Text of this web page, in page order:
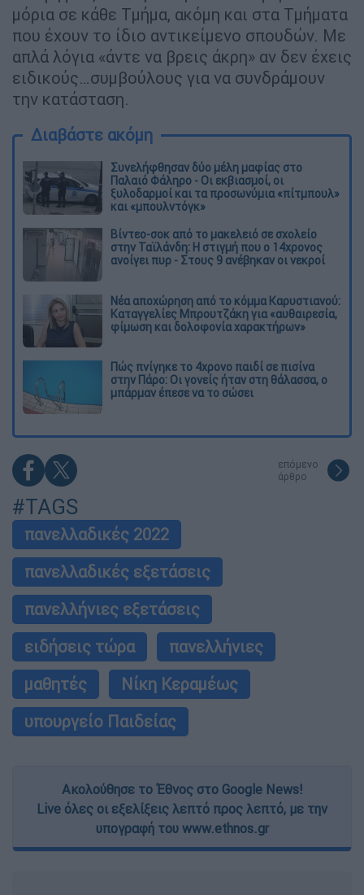
μόρια σε κάθε Τμήμα, ακόμη και στα Τμήματα
που έχουν το ίδιο αντικείμενο σπουδών. Με
απλά λόγια «άντε να βρεις άκρη» αν δεν έχεις
ειδικούς…συμβούλους για να συνδράμουν
την κατάσταση.
Διαβάστε ακόμη
Συνελήφθησαν δύο μέλη μαφίας στο
Παλαιό Φάληρο - Οι εκβιασμοί, οι
ξυλοδαρμοί και τα προσωνύμια «πίτμπουλ»
και «μπουλντόγκ»
Βίντεο-σοκ από το μακελειό σε σχολείο
στην Ταϊλάνδη: Η στιγμή που ο 14χρονος
ανοίγει πυρ - Στους 9 ανέβηκαν οι νεκροί
Νέα αποχώρηση από το κόμμα Καρυστιανού:
Καταγγελίες Μπρουτζάκη για «αυθαιρεσία,
φίμωση και δολοφονία χαρακτήρων»
Πώς πνίγηκε το 4χρονο παιδί σε πισίνα
στην Πάρο: Οι γονείς ήταν στη θάλασσα, ο
μπάρμαν έπεσε να το σώσει
επόμενο
άρθρο
#TAGS
πανελλαδικές 2022
πανελλαδικές εξετάσεις
πανελλήνιες εξετάσεις
ειδήσεις τώρα
πανελλήνιες
μαθητές
Νίκη Κεραμέως
υπουργείο Παιδείας
Ακολούθησε το Έθνος στο Google News!
Live όλες οι εξελίξεις λεπτό προς λεπτό, με την
υπογραφή του www.ethnos.gr